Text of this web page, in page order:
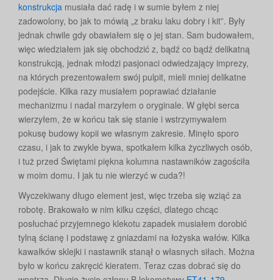
konstrukcja musiała dać radę i w sumie byłem z niej
zadowolony, bo jak to mówią „z braku laku dobry i kit”. Były
jednak chwile gdy obawiałem się o jej stan. Sam budowałem,
więc wiedziałem jak się obchodzić z, bądź co bądź delikatną
konstrukcją, jednak młodzi pasjonaci odwiedzający imprezy,
na których prezentowałem swój pulpit, mieli mniej delikatne
podejście. Kilka razy musiałem poprawiać działanie
mechanizmu i nadal marzyłem o oryginale. W głębi serca
wierzyłem, że w końcu tak się stanie i wstrzymywałem
pokusę budowy kopii we własnym zakresie. Minęło sporo
czasu, i jak to zwykle bywa, spotkałem kilka życzliwych osób,
i tuż przed Świętami piękna kolumna nastawników zagościła
w moim domu. I jak tu nie wierzyć w cuda?!
Wyczekiwany długo element jest, więc trzeba się wziąć za
robotę. Brakowało w nim kilku części, dlatego chcąc
posłuchać przyjemnego klekotu zapadek musiałem dorobić
tylną ścianę i podstawę z gniazdami na łożyska wałów. Kilka
kawałków sklejki i nastawnik stanął o własnych siłach. Można
było w końcu zakręcić kieratem. Teraz czas dobrać się do